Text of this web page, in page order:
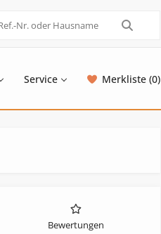
Service Merkliste (0)
Bewertungen